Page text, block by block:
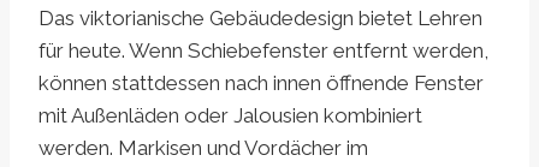
Das viktorianische Gebäudedesign bietet Lehren
für heute. Wenn Schiebefenster entfernt werden,
können stattdessen nach innen öffnende Fenster
mit Außenläden oder Jalousien kombiniert
werden. Markisen und Vordächer im